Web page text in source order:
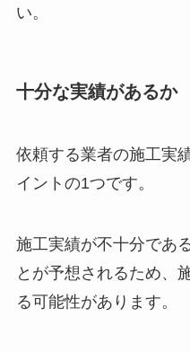
い。
十分な実績があるか
依頼する業者の施工実
イントの1つです。
施工実績が不十分であ
とが予想されるため、
る可能性があります。